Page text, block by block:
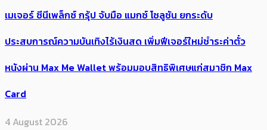
เมเจอร์ ซีนีเพล็กซ์ กรุ้ป จับมือ แมกซ์ โซลูชัน ยกระดับ
ประสบการณ์ความบันเทิงไร้เงินสด เพิ่มฟีเจอร์ใหม่ชำระค่าตั๋ว
หนังผ่าน Max Me Wallet พร้อมมอบสิทธิพิเศษแก่สมาชิก Max
Card
4 August 2026